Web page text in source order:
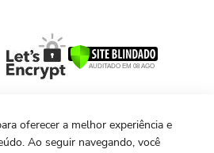
oferecer a melhor experiência e
Ao seguir navegando, você